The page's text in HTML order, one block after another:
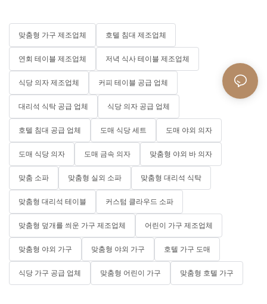
맞춤형 가구 제조업체 호텔 침대 제조업체
연회 테이블 제조업체 저녁 식사 테이블 제조업체
식당 의자 제조업체 커피 테이블 공급 업체
대리석 식탁 공급 업체 식당 의자 공급 업체
호텔 침대 공급 업체 도매 식당 세트 도매 야외 의자
도매 식당 의자 도매 금속 의자 맞춤형 야외 바 의자
맞춤 소파 맞춤형 실외 소파 맞춤형 대리석 식탁
맞춤형 대리석 테이블 커스텀 클라우드 소파
맞춤형 덮개를 씌운 가구 제조업체 어린이 가구 제조업체
맞춤형 야외 가구 맞춤형 야외 가구 호텔 가구 도매
식당 가구 공급 업체 맞춤형 어린이 가구 맞춤형 호텔 가구